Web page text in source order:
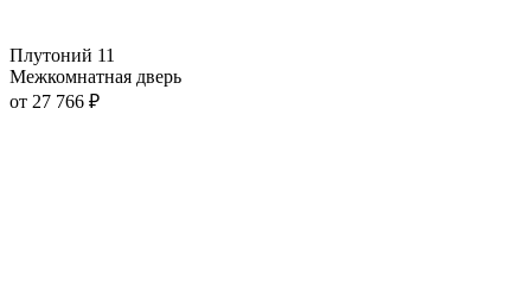
Плутоний 11
Межкомнатная дверь
от 27 766 ₽